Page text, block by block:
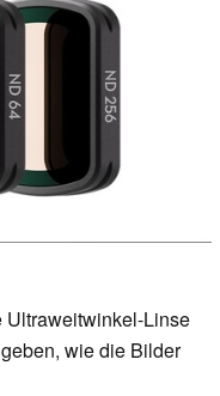
Ultraweitwinkel-Linse
wie die Bilder